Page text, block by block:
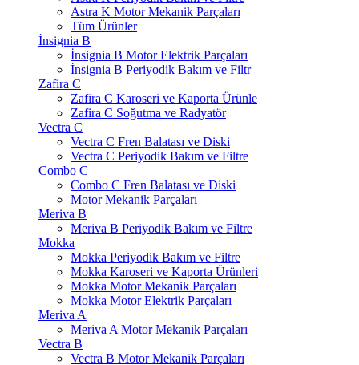
Astra K Motor Mekanik Parçaları
Tüm Ürünler
İnsignia B
İnsignia B Motor Elektrik Parçaları
İnsignia B Periyodik Bakım ve Filtr
Zafira C
Zafira C Karoseri ve Kaporta Ürünle
Zafira C Soğutma ve Radyatör
Vectra C
Vectra C Fren Balatası ve Diski
Vectra C Periyodik Bakım ve Filtre
Combo C
Combo C Fren Balatası ve Diski
Motor Mekanik Parçaları
Meriva B
Meriva B Periyodik Bakım ve Filtre
Mokka
Mokka Periyodik Bakım ve Filtre
Mokka Karoseri ve Kaporta Ürünleri
Mokka Motor Mekanik Parçaları
Mokka Motor Elektrik Parçaları
Meriva A
Meriva A Motor Mekanik Parçaları
Vectra B
Vectra B Motor Mekanik Parçaları